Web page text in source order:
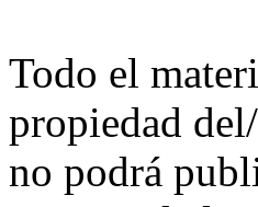
Todo el
propiedad
no podrá